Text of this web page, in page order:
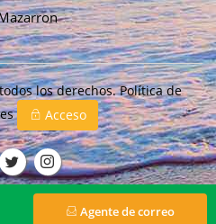
los derechos.Política de
Acceso
Agente de correo